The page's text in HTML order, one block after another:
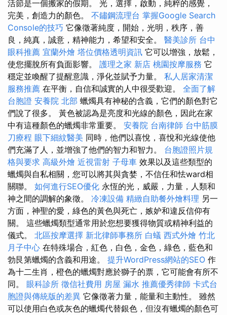
活節是一個搬家的假期。 光，選擇，啟動，純粹的感覺，
完美，創造力的顏色。 不鏽鋼流理台 掌握Google Search
Console的技巧 它像徵著純度，開始，光明，秩序，善
良，純真，誠意，精神能力，希望和安全。 醫美診所 台中
眼科推薦 宜蘭外燴 塔位價格透明資訊 它可以增強，放鬆，
使您擺脫所有負面影響。 護理之家 新店 桃園按摩服務 它
穩定並喚醒了提醒意識，淨化並賦予力量。 私人居家清潔
服務推薦 在平衡，自信和誠實的人中很受歡迎。 全面了解
台胞證 安養院 北部 蠟燭具有神秘的含義，它們的顏色對它
們說了很多。 黃色被認為是亮度和光線的顏色，因此在家
中有這種顏色的蠟燭非常重要。 安養院 台南律師 台中筋膜
刀療程 眼下細紋醫美 同時，他們以喜悅，喜悅和光線使他
們充滿了人，並增強了他們的智力和智力。 台胞證照片規
格與要求 高級外燴 近視雷射 子母車 效果以及這些類型的
蠟燭與自私相關，您可以將其與貪婪，不信任和怯ward相
關聯。 如何進行SEO優化 永恆的光，威嚴，力量，人類和
神之間的調解的象徵。 冷凍設備 精緻自助餐外燴料理 另一
方面，神聖的愛，綠色的黃色與死亡，嫉妒和違反信仰有
關。 這些蠟燭類型通常用於您想要獲得物質或精神利益的
儀式。 北區按摩選擇 新北律師事務所 白蟻 西式外燴 竹北
月子中心 在特殊場合，紅色，白色，金色，綠色，藍色和
勃艮第蠟燭的含義和用途。 提升WordPress網站的SEO 作
為十二生肖，橙色的蠟燭對應於獅子的票，它可能會有所不
同。 眼科診所 徵信社費用 房屋 漏水 推薦優秀律師 卡式台
胞證與傳統版的差異 它像徵著力量，能量和主動性。 雖然
可以使用白色或灰色的蠟燭代替銀色，但沒有蠟燭的顏色可